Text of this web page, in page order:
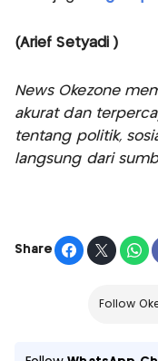
(Arief Setyadi )
News Okezone
akurat dan
tentang politik,
langsung dari
Share
Follow